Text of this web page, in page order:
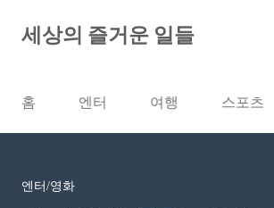
세상의 즐거운 일들
홈 엔터 여행 스포츠
엔터/영화